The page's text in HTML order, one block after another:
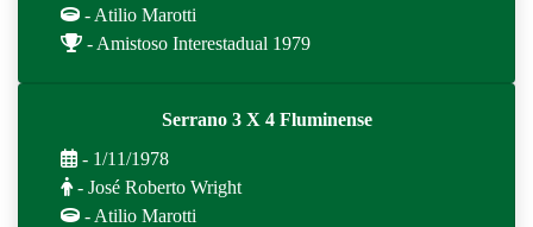
- Atilio Marotti
- Amistoso Interestadual 1979
Serrano 3 X 4 Fluminense
- 1/11/1978
- José Roberto Wright
- Atilio Marotti